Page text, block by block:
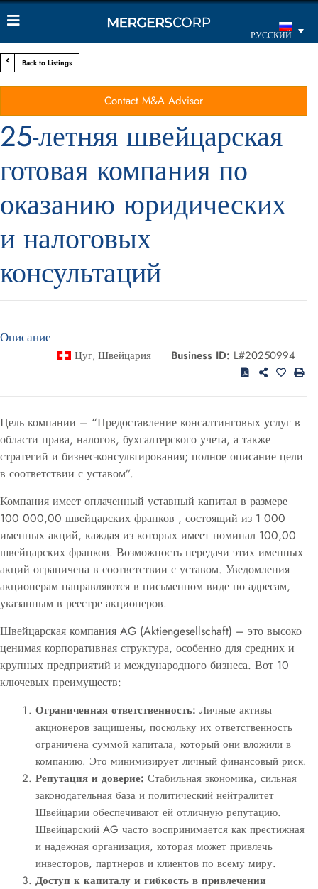
РУССКИЙ
Back to Listings
Contact M&A Advisor
25-летняя швейцарская
готовая компания по
оказанию юридических
и налоговых
консультаций
Описание
Цуг, Швейцария Business ID: L#20250994
Цель компании – “Предоставление консалтинговых услуг в
области права, налогов, бухгалтерского учета, а также
стратегий и бизнес-консультирования; полное описание цели
в соответствии с уставом”.
Компания имеет оплаченный уставный капитал в размере
100 000,00 швейцарских франков , состоящий из 1 000
именных акций, каждая из которых имеет номинал 100,00
швейцарских франков. Возможность передачи этих именных
акций ограничена в соответствии с уставом. Уведомления
акционерам направляются в письменном виде по адресам,
указанным в реестре акционеров.
Швейцарская компания AG (Aktiengesellschaft) – это высоко
ценимая корпоративная структура, особенно для средних и
крупных предприятий и международного бизнеса. Вот 10
ключевых преимуществ:
Ограниченная ответственность: Личные активы
акционеров защищены, поскольку их ответственность
ограничена суммой капитала, который они вложили в
компанию. Это минимизирует личный финансовый риск.
Репутация и доверие: Стабильная экономика, сильная
законодательная база и политический нейтралитет
Швейцарии обеспечивают ей отличную репутацию.
Швейцарский AG часто воспринимается как престижная
и надежная организация, которая может привлечь
инвесторов, партнеров и клиентов по всему миру.
Доступ к капиталу и гибкость в привлечении